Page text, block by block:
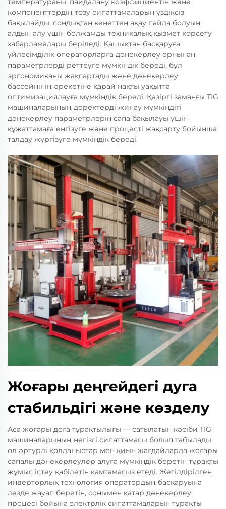
компоненттердің тозу сипаттамаларын үздіксіз
бақылайды, сондықтан кенеттен ақау пайда болуын
алдын алу үшін болжамды техникалық қызмет көрсету
хабарламалары беріледі. Қашықтан басқаруға
үйлесімділік операторларға дәнекерлеу орнынан
параметрлерді реттеуге мүмкіндік береді, бұл
эргономиканы жақсартады және дәнекерлеу
бассейнінің әрекетіне қарай нақты уақытта
оптимизациялауға мүмкіндік береді. Қазіргі заманғы TIG
машиналарының деректерді жинау мүмкіндігі
дәнекерлеу параметрлерін сапа бақылауы үшін
құжаттамаға енгізуге және процесті жақсарту бойынша
талдау жүргізуге мүмкіндік береді.
Жоғары деңгейдегі дуга
стабильдігі және көзделу
Аса жоғары доға тұрақтылығы — сатылатын кәсіби TIG
машиналарының негізгі сипаттамасы болып табылады,
ол әртүрлі қолданыстар мен қиын жағдайларда жоғары
сапалы дәнекерлеулер алуға мүмкіндік беретін тұрақты
жұмыс істеу қабілетін қамтамасыз етеді. Жетілдірілген
инверторлық технология оператордың басқаруына
лезде жауап беретін, сонымен қатар дәнекерлеу
процесі бойына электрлік сипаттамаларын тұрақты